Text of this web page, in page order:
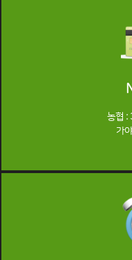
농협 :
가